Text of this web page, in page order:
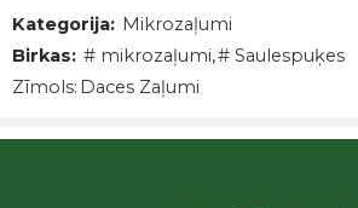
2
1
atsauksmes.
Kategorija: Mikrozaļumi
Birkas: # mikrozaļumi,# Saulespuķes
Zīmols: Daces Zaļumi